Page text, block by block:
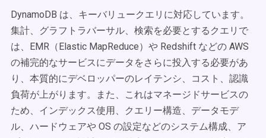
DynamoDB は、キーバリュークエリに対応しています。
集計、グラフトラバーサル、検索を必要とするクエリで
は、EMR（Elastic MapReduce）や Redshift などの AWS
の補完的なサービスにデータをさらに投入する必要があ
り、本質的にデベロッパーのレイテンシ、コスト、認識
負荷が上がります。また、これはマネージドサービスの
ため、インデックス使用、クエリー構造、データモデ
ル、ハードウェアや OS の設定などのシステム構成、ア